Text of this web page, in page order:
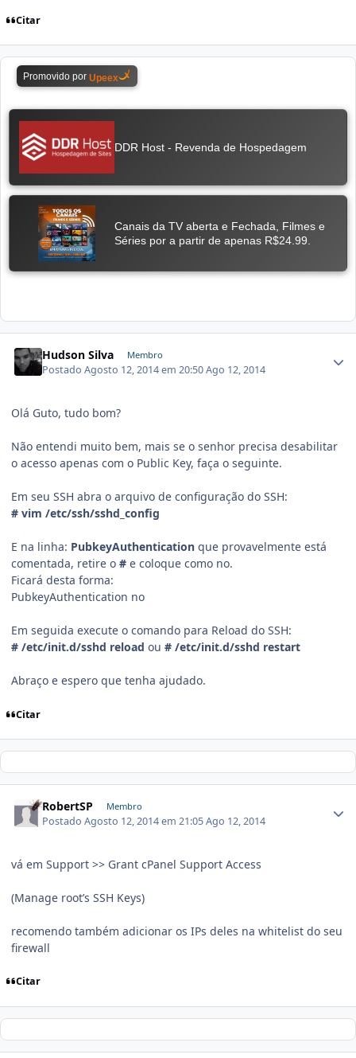
Citar
Hudson Silva Membro
PostadoAgosto 12, 2014 em 20:50Ago 12, 2014
Olá Guto, tudo bom?
Não entendi muito bem, mais se o senhor precisa desabilitar
o acesso apenas com o Public Key, faça o seguinte.
Em seu SSH abra o arquivo de configuração do SSH:
# vim /etc/ssh/sshd_config
E na linha: PubkeyAuthentication que provavelmente está
comentada, retire o # e coloque como no.
Ficará desta forma:
PubkeyAuthentication no
Em seguida execute o comando para Reload do SSH:
# /etc/init.d/sshd reload ou # /etc/init.d/sshd restart
Abraço e espero que tenha ajudado.
Citar
RobertSP Membro
PostadoAgosto 12, 2014 em 21:05Ago 12, 2014
vá em Support >> Grant cPanel Support Access
(Manage root’s SSH Keys)
recomendo também adicionar os IPs deles na whitelist do seu
firewall
Citar